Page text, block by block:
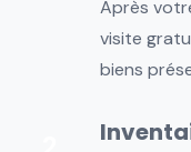
Après
visite
biens